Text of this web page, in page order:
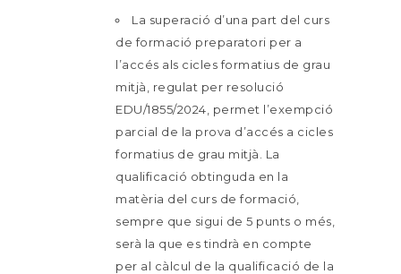
La superació d’una part del curs
de formació preparatori per a
l’accés als cicles formatius de grau
mitjà, regulat per resolució
EDU/1855/2024, permet l’exempció
parcial de la prova d’accés a cicles
formatius de grau mitjà. La
qualificació obtinguda en la
matèria del curs de formació,
sempre que sigui de 5 punts o més,
serà la que es tindrà en compte
per al càlcul de la qualificació de la